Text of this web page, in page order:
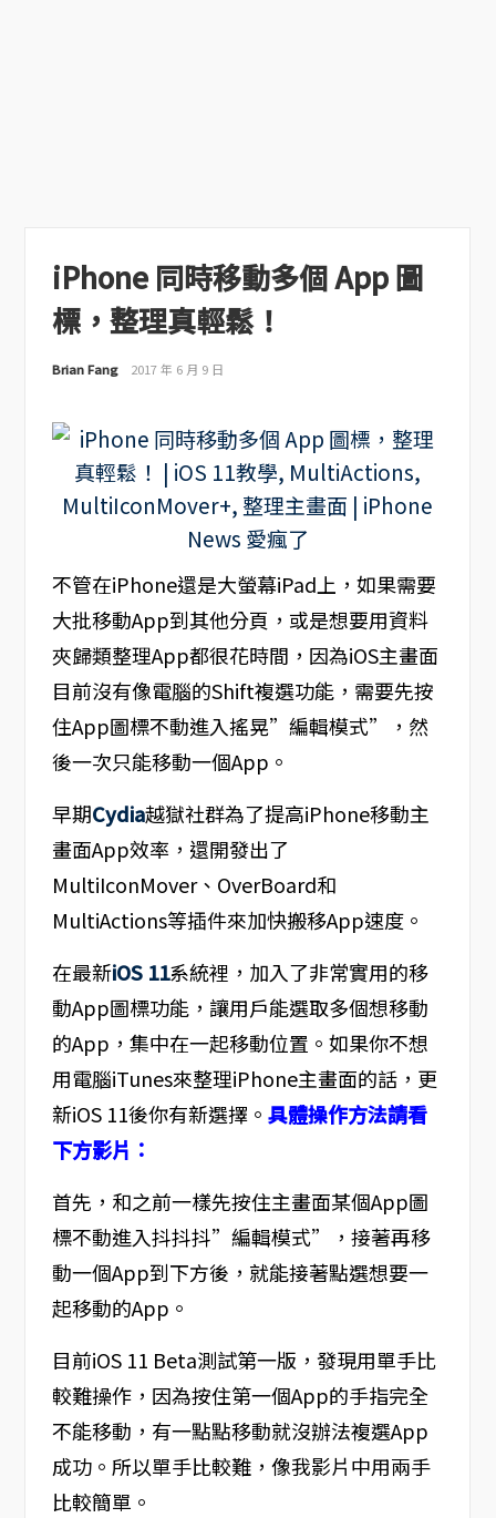
iPhone 同時移動多個 App 圖
標，整理真輕鬆！
Brian Fang 2017 年 6 月 9 日
不管在iPhone還是大螢幕iPad上，如果需要
大批移動App到其他分頁，或是想要用資料
夾歸類整理App都很花時間，因為iOS主畫面
目前沒有像電腦的Shift複選功能，需要先按
住App圖標不動進入搖晃”編輯模式”，然
後一次只能移動一個App。
早期Cydia越獄社群為了提高iPhone移動主
畫面App效率，還開發出了
MultiIconMover、OverBoard和
MultiActions等插件來加快搬移App速度。
在最新iOS 11系統裡，加入了非常實用的移
動App圖標功能，讓用戶能選取多個想移動
的App，集中在一起移動位置。如果你不想
用電腦iTunes來整理iPhone主畫面的話，更
新iOS 11後你有新選擇。 具體操作方法請看
下方影片：
首先，和之前一樣先按住主畫面某個App圖
標不動進入抖抖抖”編輯模式”，接著再移
動一個App到下方後，就能接著點選想要一
起移動的App。
目前iOS 11 Beta測試第一版，發現用單手比
較難操作，因為按住第一個App的手指完全
不能移動，有一點點移動就沒辦法複選App
成功。所以單手比較難，像我影片中用兩手
比較簡單。